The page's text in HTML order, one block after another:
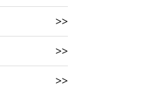
>>
>>
>>